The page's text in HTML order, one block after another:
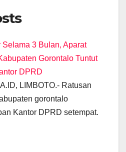
ail
er e
n
er
e
dI Li
k
3 Bulan, Aparat
Gorontalo Tuntut
DPRD
LIMBOTO.- Ratusan
gorontalo
Kantor DPRD setempat.